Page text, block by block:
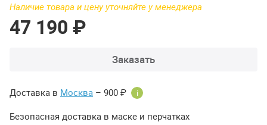
Наличие товара и цену уточняйте у менеджера
47 190 ₽
Заказать
Доставка в Москва – 900 ₽ i
Безопасная доставка в маске и перчатках